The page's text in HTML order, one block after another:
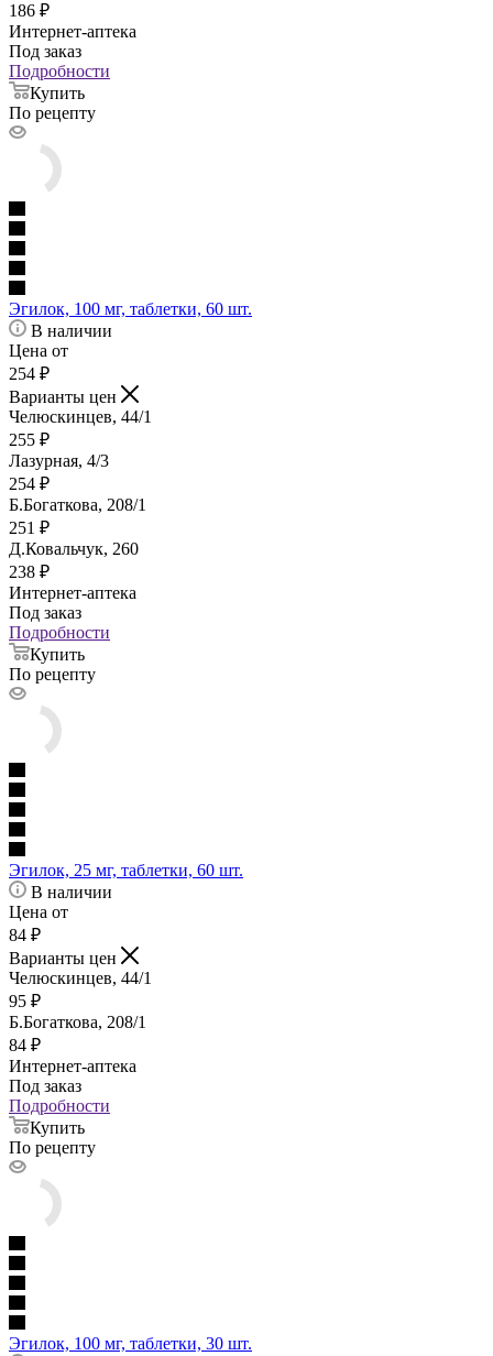
186 ₽
Интернет-аптека
Под заказ
Подробности
Купить
По рецепту
Эгилок, 100 мг, таблетки, 60 шт.
В наличии
Цена от
254 ₽
Варианты цен
Челюскинцев, 44/1
255 ₽
Лазурная, 4/3
254 ₽
Б.Богаткова, 208/1
251 ₽
Д.Ковальчук, 260
238 ₽
Интернет-аптека
Под заказ
Подробности
Купить
По рецепту
Эгилок, 25 мг, таблетки, 60 шт.
В наличии
Цена от
84 ₽
Варианты цен
Челюскинцев, 44/1
95 ₽
Б.Богаткова, 208/1
84 ₽
Интернет-аптека
Под заказ
Подробности
Купить
По рецепту
Эгилок, 100 мг, таблетки, 30 шт.